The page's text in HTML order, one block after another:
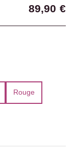
89,90 €
Rouge